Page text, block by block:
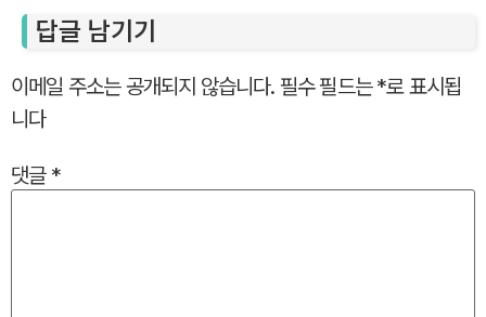
답글 남기기
이메일 주소는 공개되지 않습니다. 필수 필드는*로 표시됩
니다
댓글 *